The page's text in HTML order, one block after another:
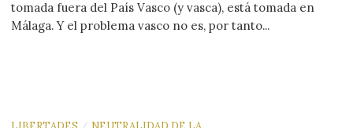
tomada fuera del País Vasco (y vasca), está tomada en
Málaga. Y el problema vasco no es, por tanto...
/